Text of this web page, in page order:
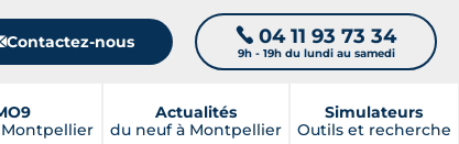
Contactez-nous 📞 04 11 93 73 34
9h - 19h du lundi au samedi
Actualités
du neuf à Montpellier
Simulateurs
Outils et recherche